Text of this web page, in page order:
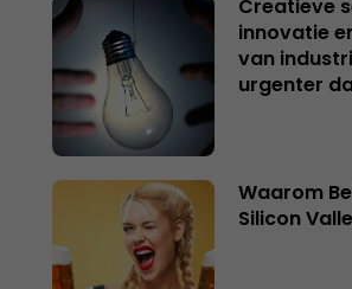
Creatieve
innovatie
van
urgenter
Waarom
Silicon